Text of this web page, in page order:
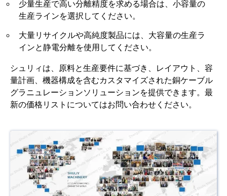
少量生産で高い分離精度を求める場合は、小容量の
生産ラインを選択してください。
大量リサイクルや高純度製品には、大容量の生産ラ
インと静電分離を使用してください。
シュリィは、原料と生産要件に基づき、レイアウト、容
量計画、機器構成を含むカスタマイズされた銅ケーブル
グラニュレーションソリューションを提供できます。最
新の価格リストについてはお問い合わせください。